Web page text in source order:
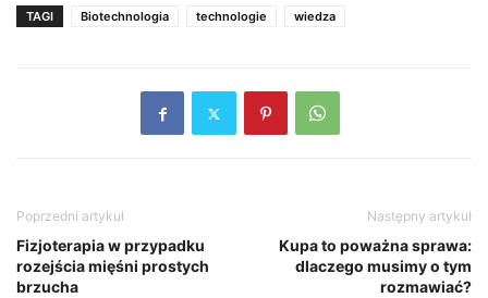
TAGI Biotechnologia technologie wiedza
Poprzedni artykuł
Fizjoterapia w przypadku
rozejścia mięśni prostych
brzucha
Następny artykuł
Kupa to poważna sprawa:
dlaczego musimy o tym
rozmawiać?